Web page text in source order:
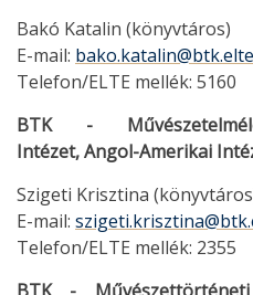
Bakó Katalin (könyvtáros)
E-mail:
Telefon/ELTE mellék: 5160
BTK -
Intézet, Angol-Amerikai
Szigeti Krisztina
E-mail:
Telefon/ELTE mellék: 2355